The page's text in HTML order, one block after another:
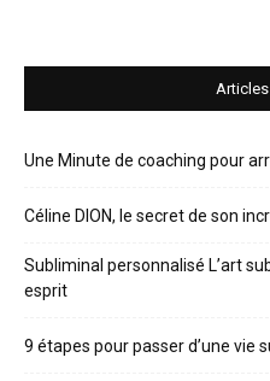
Une Minute de coaching pour
Céline DION, le secret de son
Subliminal personnalisé L’art
esprit
9 étapes pour passer d’une vie